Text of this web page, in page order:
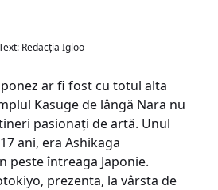
Redacția Igloo
ar fi fost cu totul alta
Kasuge de lângă Nara nu
pasionaţi de artă. Unul
ani, era Ashikaga
peste întreaga Japonie.
prezenta, la vârsta de